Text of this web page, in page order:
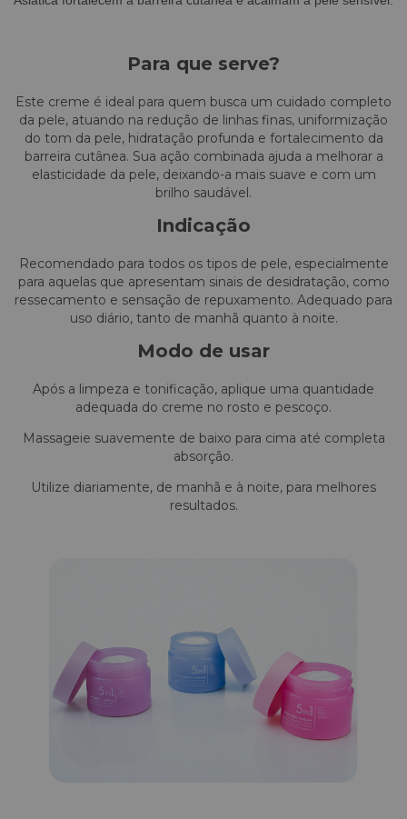
Para que serve?
Este creme é ideal para quem busca um cuidado completo
da pele, atuando na redução de linhas finas, uniformização
do tom da pele, hidratação profunda e fortalecimento da
barreira cutânea. Sua ação combinada ajuda a melhorar a
elasticidade da pele, deixando-a mais suave e com um
brilho saudável.
Indicação
Recomendado para todos os tipos de pele, especialmente
para aquelas que apresentam sinais de desidratação, como
ressecamento e sensação de repuxamento. Adequado para
uso diário, tanto de manhã quanto à noite.
Modo de usar
Após a limpeza e tonificação, aplique uma quantidade
adequada do creme no rosto e pescoço.
Massageie suavemente de baixo para cima até completa
absorção.
Utilize diariamente, de manhã e à noite, para melhores
resultados.